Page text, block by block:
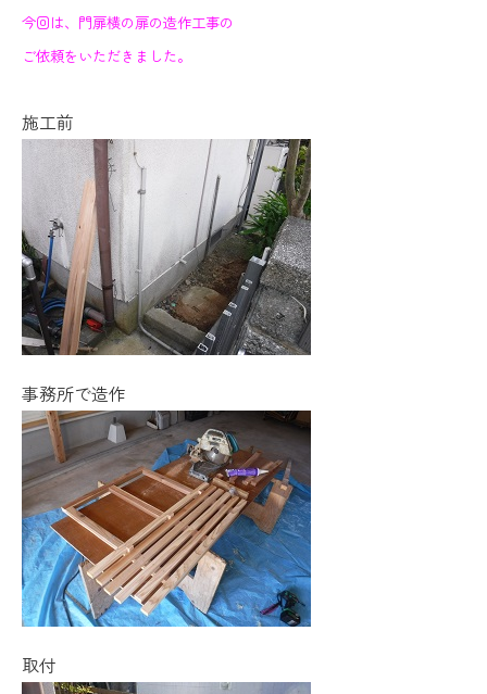
今回は、門扉横の扉の造作工事の
ご依頼をいただきました。
施工前
事務所で造作
取付